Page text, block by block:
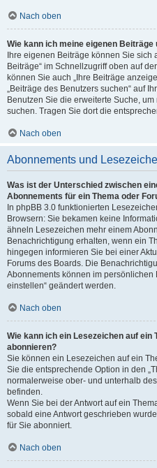
Nach oben
Wie kann ich meine eigenen Beiträge
Ihre eigenen Beiträge können Sie
Beiträge“ im Schnellzugriff oben auf
können Sie auch „Ihre Beiträge
„Beiträge des Benutzers suchen“ auf
Benutzen Sie die erweiterte Suche,
suchen. Tragen Sie dort die
Nach oben
Abonnements und
Was ist der Unterschied zwischen
Abonnements für ein Thema oder
In phpBB 3.0 funktionierten
Browsern: Sie bekamen keine
ähneln Lesezeichen mehr einem
Benachrichtigung erhalten, wenn ein
hingegen informieren Sie bei einer
Forums des Boards. Die
Abonnements können im persönlichen
einstellen“ geändert werden.
Nach oben
Wie kann ich ein Lesezeichen auf ein
abonnieren?
Sie können ein Lesezeichen auf ein
Sie die entsprechende Option in den
normalerweise ober- und unterhalb
befinden.
Wenn Sie bei der Antwort auf ein
sobald eine Antwort geschrieben
für Sie abonniert.
Nach oben